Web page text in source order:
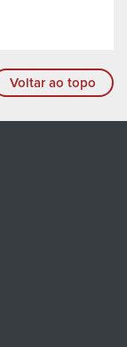
Voltar ao topo